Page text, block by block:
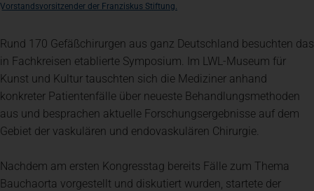
Vorstandsvorsitzender der Franziskus Stiftung.
Rund 170 Gefäßchirurgen aus ganz Deutschland besuchten das
in Fachkreisen etablierte Symposium. Im LWL-Museum für
Kunst und Kultur tauschten sich die Mediziner anhand
konkreter Patientenfälle über neueste Behandlungsmethoden
aus und besprachen aktuelle Forschungsergebnisse auf dem
Gebiet der vaskulären und endovaskulären Chirurgie.
Nachdem am ersten Kongresstag bereits Fälle zum Thema
Bauchaorta vorgestellt und diskutiert wurden, startete der